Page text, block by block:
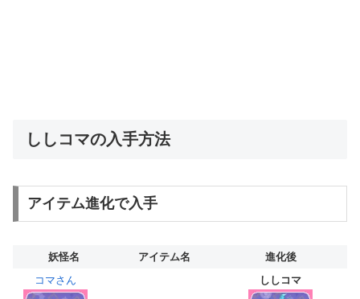
ししコマの入手方法
アイテム進化で入手
妖怪名 アイテム名
進化後
コマさん
ししコマ